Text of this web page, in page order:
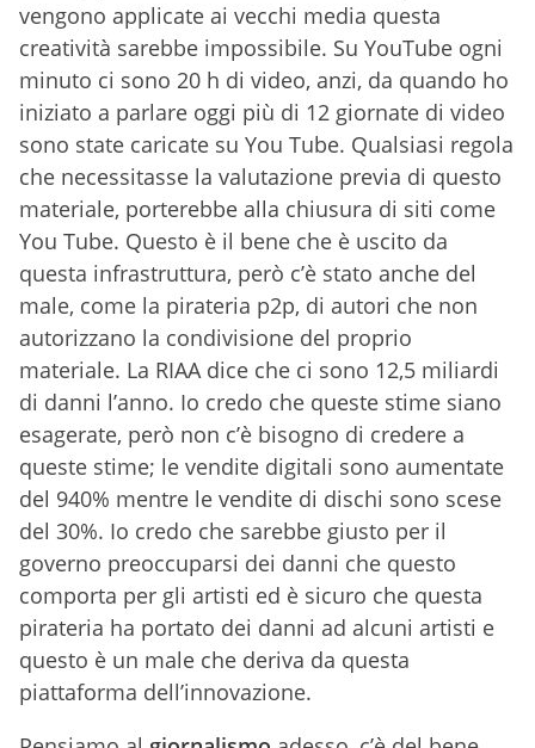
vengono applicate ai vecchi media questa
creatività sarebbe impossibile. Su YouTube ogni
minuto ci sono 20 h di video, anzi, da quando ho
iniziato a parlare oggi più di 12 giornate di video
sono state caricate su You Tube. Qualsiasi regola
che necessitasse la valutazione previa di questo
materiale, porterebbe alla chiusura di siti come
You Tube. Questo è il bene che è uscito da
questa infrastruttura, però c’è stato anche del
male, come la pirateria p2p, di autori che non
autorizzano la condivisione del proprio
materiale. La RIAA dice che ci sono 12,5 miliardi
di danni l’anno. Io credo che queste stime siano
esagerate, però non c’è bisogno di credere a
queste stime; le vendite digitali sono aumentate
del 940% mentre le vendite di dischi sono scese
del 30%. Io credo che sarebbe giusto per il
governo preoccuparsi dei danni che questo
comporta per gli artisti ed è sicuro che questa
pirateria ha portato dei danni ad alcuni artisti e
questo è un male che deriva da questa
piattaforma dell’innovazione.